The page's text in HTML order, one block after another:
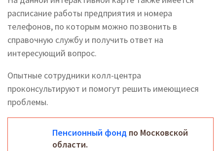
расписание работы предприятия и номера
телефонов, по которым можно позвонить в
справочную службу и получить ответ на
интересующий вопрос.
Опытные сотрудники колл-центра
проконсультируют и помогут решить имеющиеся
проблемы.
Пенсионный фонд по Московской
области.